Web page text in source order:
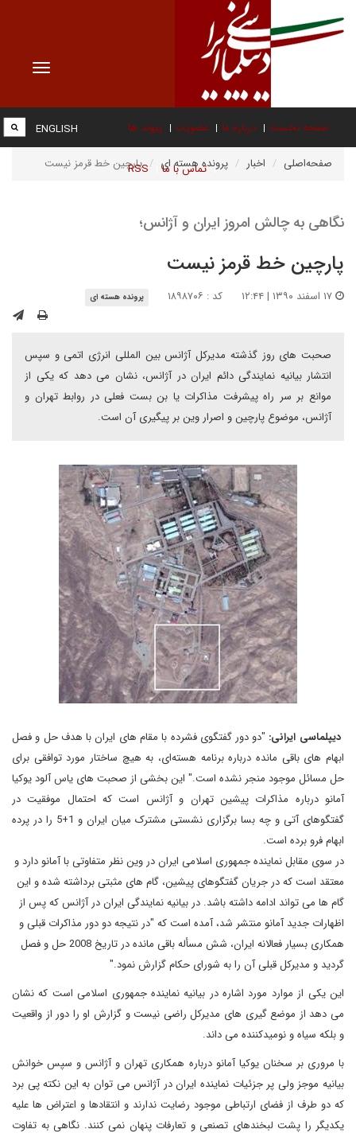
Toggle
صفحه نخست درباره ما عضویت پیوند ها
تماس با ما RSS
ENGLISH
صفحه‌اصلی اخبار پرونده هسته ای پارچین خط قرمز نیست
نگاهی به چالش امروز ایران و آژانس؛
پارچین خط قرمز نیست
کد : ۱۸۹۸۷۰۶ پرونده هسته ای
صحبت های روز گذشته مدیرکل آژانس بین المللی انرژی اتمی و سپس
انتشار بیانیه نمایندگی دائم ایران در آژانس، نشان می دهد که یکی از
موانع بر سر راه پیشرفت مذاکرات یا بن بست فعلی در روابط تهران و
آژانس، موضوع پارچین و اصرار وین بر پیگیری آن است.
دیپلماسی ایرانی: "دو دور گفتگوی فشرده با مقام های ایران با هدف حل و فصل‌
ابهام های باقی ‌مانده درباره برنامه هسته‌ای، به هیچ ساختار مورد توافقی برای
حل مسائل موجود منجر نشده است." این بخشی از صحبت های یاس آلود یوکیا
آمانو درباره مذاکرات پیشین تهران و آژانس است که احتمال موفقیت در
گفتگوهای آتی و چه بسا برگزاری نشستی مشترک میان ایران و 1+5 را در پرده
ابهام فرو برده است.
در سوی مقابل نماینده جمهوری اسلامی ایران در وین نظر متفاوتی با آمانو دارد و
معتقد است که در جریان گفتگوهای پیشین، گام های مثبتی برداشته شده و این
گام ها می تواند ادامه داشته باشد. در بیانیه نمایندگی ایران در آژانس که پس از
اظهارات جدید آمانو منتشر شد، آمده است که "در نتیجه دو دور مذاکرات قبلی و
همکاری بسیار فعالانه ایران، شش مسأله باقی مانده در تاریخ 2008 حل و فصل
گردید و مدیرکل قبلی آن را به شورای حکام گزارش نمود."
این یکی از موارد مورد اشاره در بیانیه نماینده جمهوری اسلامی است که نشان
می دهد از موضع گیری های مدیرکل راضی نیست و گزارش او را دور از واقعیت
و بلکه سیاه و نومیدکننده می داند.
با مروری بر سخنان یوکیا آمانو درباره همکاری تهران و آژانس و سپس خوانش
بیانیه موجز ولی پر جزئیات نماینده ایران در آژانس می توان به این نکته پی برد
که دو طرف از فضای ارتباطی موجود رضایت ندارند و انتقادها و اعتراض ها علیه
یکدیگر را پشت لبخندهای تصنعی و تعارفات پنهان نمی کنند. نگاهی به تفاوت